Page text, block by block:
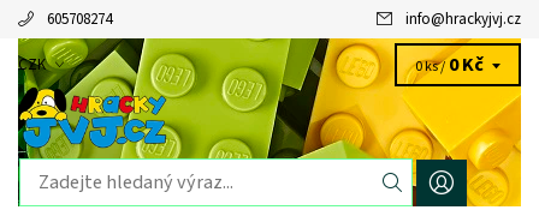
605708274 info@hrackyjvj.cz
CZK 0 ks /0 Kč